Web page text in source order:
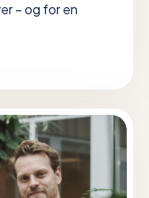
– og for en